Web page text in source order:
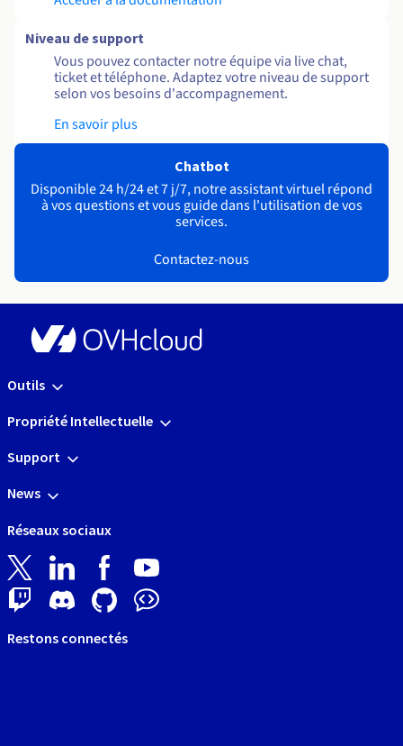
Niveau de support
Vous pouvez contacter notre équipe via live chat,
ticket et téléphone. Adaptez votre niveau de support
selon vos besoins d'accompagnement.
En savoir plus
Chatbot
Disponible 24 h/24 et 7 j/7, notre assistant virtuel répond
à vos questions et vous guide dans l'utilisation de vos
services.
Contactez-nous
Outils
Propriété Intellectuelle
Support
News
Réseaux sociaux
Restons connectés